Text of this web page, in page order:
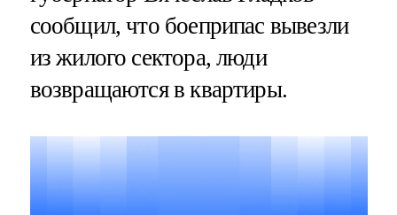
сообщил, что боеприпас вывезли
из жилого сектора, люди
возвращаются в квартиры.